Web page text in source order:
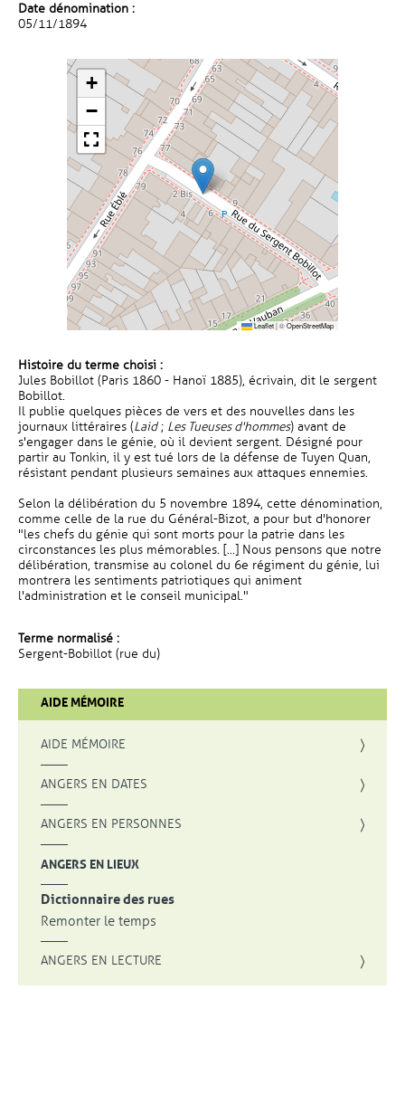
Date dénomination :
05/11/1894
+
−
Leaflet|©OpenStreetMap
Histoire du terme choisi :
Jules Bobillot (Paris 1860 - Hanoï 1885), écrivain, dit le sergent
Bobillot.
Il publie quelques pièces de vers et des nouvelles dans les
journaux littéraires (Laid; Les Tueuses d'hommes) avant de
s'engager dans le génie, où il devient sergent. Désigné pour
partir au Tonkin, il y est tué lors de la défense de Tuyen Quan,
résistant pendant plusieurs semaines aux attaques ennemies.
Selon la délibération du 5 novembre 1894, cette dénomination,
comme celle de la rue du Général-Bizot, a pour but d'honorer
"les chefs du génie qui sont morts pour la patrie dans les
circonstances les plus mémorables. [...] Nous pensons que notre
délibération, transmise au colonel du 6e régiment du génie, lui
montrera les sentiments patriotiques qui animent
l'administration et le conseil municipal."
Terme normalisé :
Sergent-Bobillot (rue du)
AIDE MÉMOIRE
AIDE MÉMOIRE
ANGERS EN DATES
ANGERS EN PERSONNES
ANGERS EN LIEUX
Dictionnaire des rues
Remonter le temps
ANGERS EN LECTURE